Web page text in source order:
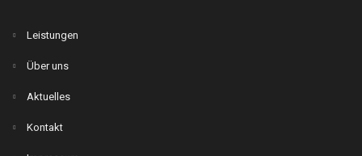
Leistungen
Über uns
Aktuelles
Kontakt